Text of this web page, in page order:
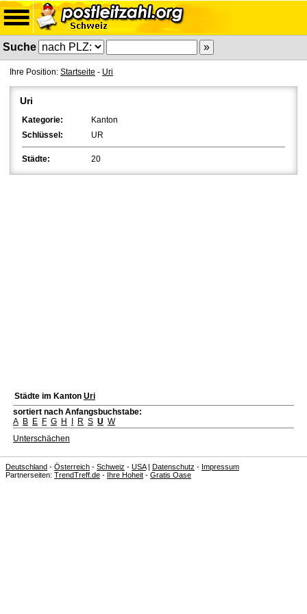
Suche
Ihre Position: Startseite - Uri
Uri
Kategorie:
Kanton
Schlüssel:
UR
Städte: 20
Städte im Kanton Uri
sortiert nach Anfangsbuchstabe:
A B E F G H R S U W
Unterschächen
Deutschland - Österreich - Schweiz - USA| Datenschutz - Impressum
Partnerseiten: TrendTreff.de - Ihre Hoheit - Gratis Oase